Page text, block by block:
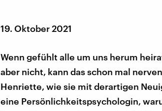
19. Oktober 2021
Wenn gefühlt alle um uns herum
aber nicht, kann das schon mal
Henriette, wie sie mit derartigen
eine Persönlichkeitspsychologin,